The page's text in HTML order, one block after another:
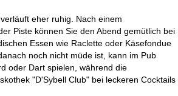
eher ruhig. Nach einem
Piste können Sie den Abend gemütlich bei
Essen wie Raclette oder Käsefondue
noch nicht müde ist, kann im Pub
oder Dart spielen, während die
"D'Sybell Club" bei leckeren Cocktails